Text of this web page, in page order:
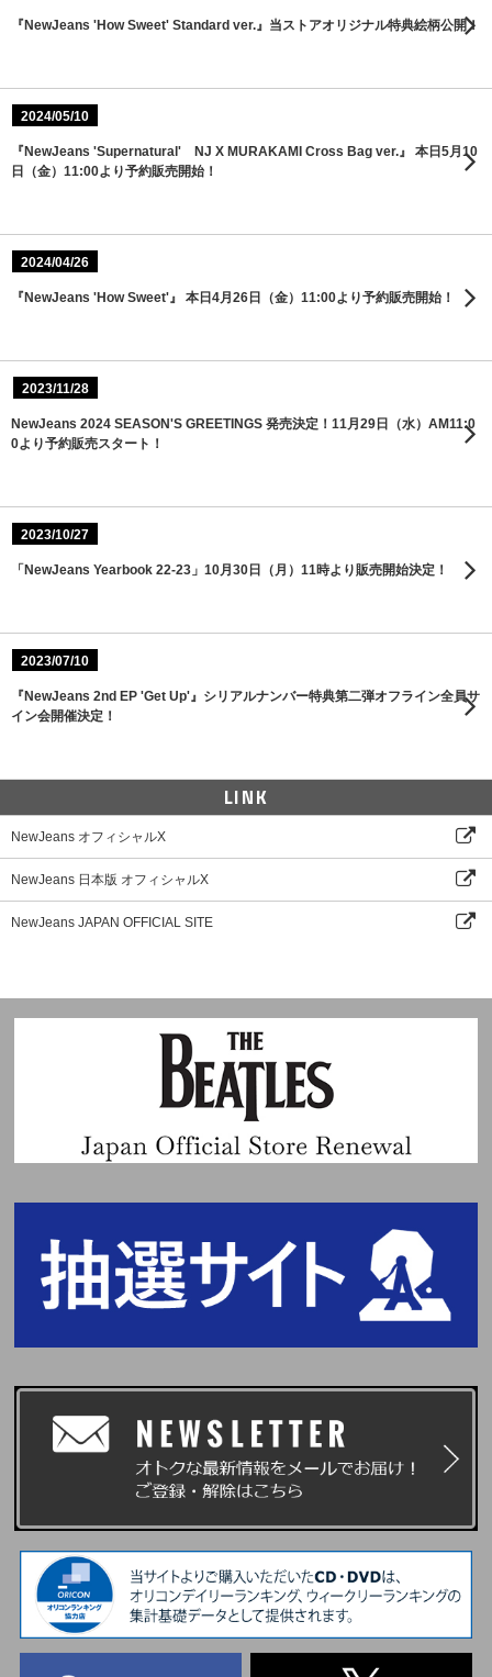
『NewJeans 'How Sweet' Standard ver.』当ストアオリジナル特典絵柄公開！
2024/05/10
『NewJeans 'Supernatural' NJ X MURAKAMI Cross Bag ver.』 本日5月10
日（金）11:00より予約販売開始！
2024/04/26
『NewJeans 'How Sweet'』 本日4月26日（金）11:00より予約販売開始！
2023/11/28
NewJeans 2024 SEASON'S GREETINGS 発売決定！11月29日（水）AM11:0
0より予約販売スタート！
2023/10/27
「NewJeans Yearbook 22-23」10月30日（月）11時より販売開始決定！
2023/07/10
『NewJeans 2nd EP 'Get Up'』シリアルナンバー特典第二弾オフライン全員サ
イン会開催決定！
LINK
NewJeans オフィシャルX
NewJeans 日本版 オフィシャルX
NewJeans JAPAN OFFICIAL SITE